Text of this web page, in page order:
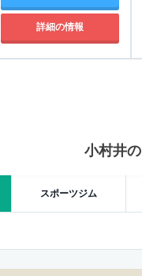
詳細の情報
小村井
スポーツジム